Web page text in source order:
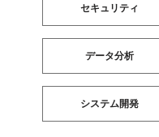
セキュリティ
データ分析
システム開発